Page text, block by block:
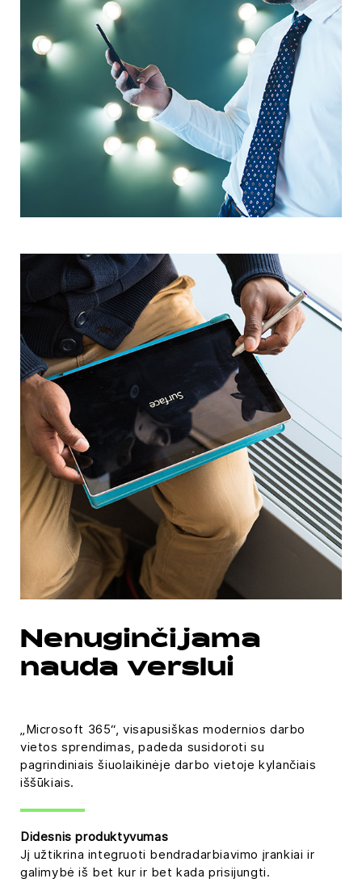
Nenuginčijama
nauda verslui
„Microsoft 365“, visapusiškas modernios darbo
vietos sprendimas, padeda susidoroti su
pagrindiniais šiuolaikinėje darbo vietoje kylančiais
iššūkiais.
Didesnis produktyvumas
Jį užtikrina integruoti bendradarbiavimo įrankiai ir
galimybė iš bet kur ir bet kada prisijungti.